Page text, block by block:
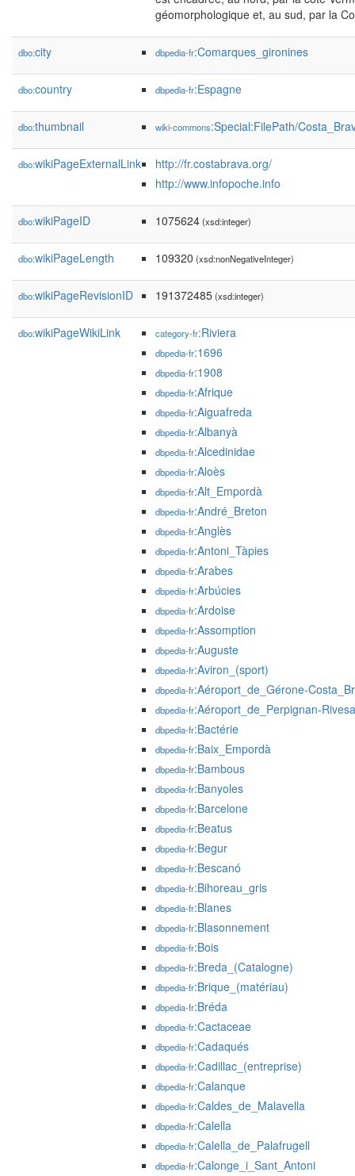
géomorphologique et, au sud, par la
dbo:city dbpedia-fr:Comarques_gironines
dbo:country dbpedia-fr:Espagne
dbo:thumbnail wiki-commons:Special:FilePath/
dbo:wikiPageExternalLink
http://fr.costabrava.org/
http://www.infopoche.info
dbo:wikiPageID 1075624(xsd:integer)
dbo:wikiPageLength 109320 (xsd:nonNegativeInteger)
dbo:wikiPageRevisionID 191372485(xsd:integer)
dbo:wikiPageWikiLink category-fr:Riviera
dbpedia-fr:1696
dbpedia-fr:1908
dbpedia-fr:Afrique
dbpedia-fr:Aiguafreda
dbpedia-fr:Albanyà
dbpedia-fr:Alcedinidae
dbpedia-fr:Aloès
dbpedia-fr:Alt_Empordà
dbpedia-fr:André_Breton
dbpedia-fr:Anglès
dbpedia-fr:Antoni_Tàpies
dbpedia-fr:Arabes
dbpedia-fr:Arbúcies
dbpedia-fr:Ardoise
dbpedia-fr:Assomption
dbpedia-fr:Auguste
dbpedia-fr:Aviron_(sport)
dbpedia-fr:Aéroport_de_Gérone-
dbpedia-fr:Aéroport_de_Perpignan-
dbpedia-fr:Bactérie
dbpedia-fr:Baix_Empordà
dbpedia-fr:Bambous
dbpedia-fr:Banyoles
dbpedia-fr:Barcelone
dbpedia-fr:Beatus
dbpedia-fr:Begur
dbpedia-fr:Bescanó
dbpedia-fr:Bihoreau_gris
dbpedia-fr:Blanes
dbpedia-fr:Blasonnement
dbpedia-fr:Bois
dbpedia-fr:Breda_(Catalogne)
dbpedia-fr:Brique_(matériau)
dbpedia-fr:Bréda
dbpedia-fr:Cactaceae
dbpedia-fr:Cadaqués
dbpedia-fr:Cadillac_(entreprise)
dbpedia-fr:Calanque
dbpedia-fr:Caldes_de_Malavella
dbpedia-fr:Calella
dbpedia-fr:Calella_de_Palafrugell
dbpedia-fr:Calonge_i_Sant_Antoni